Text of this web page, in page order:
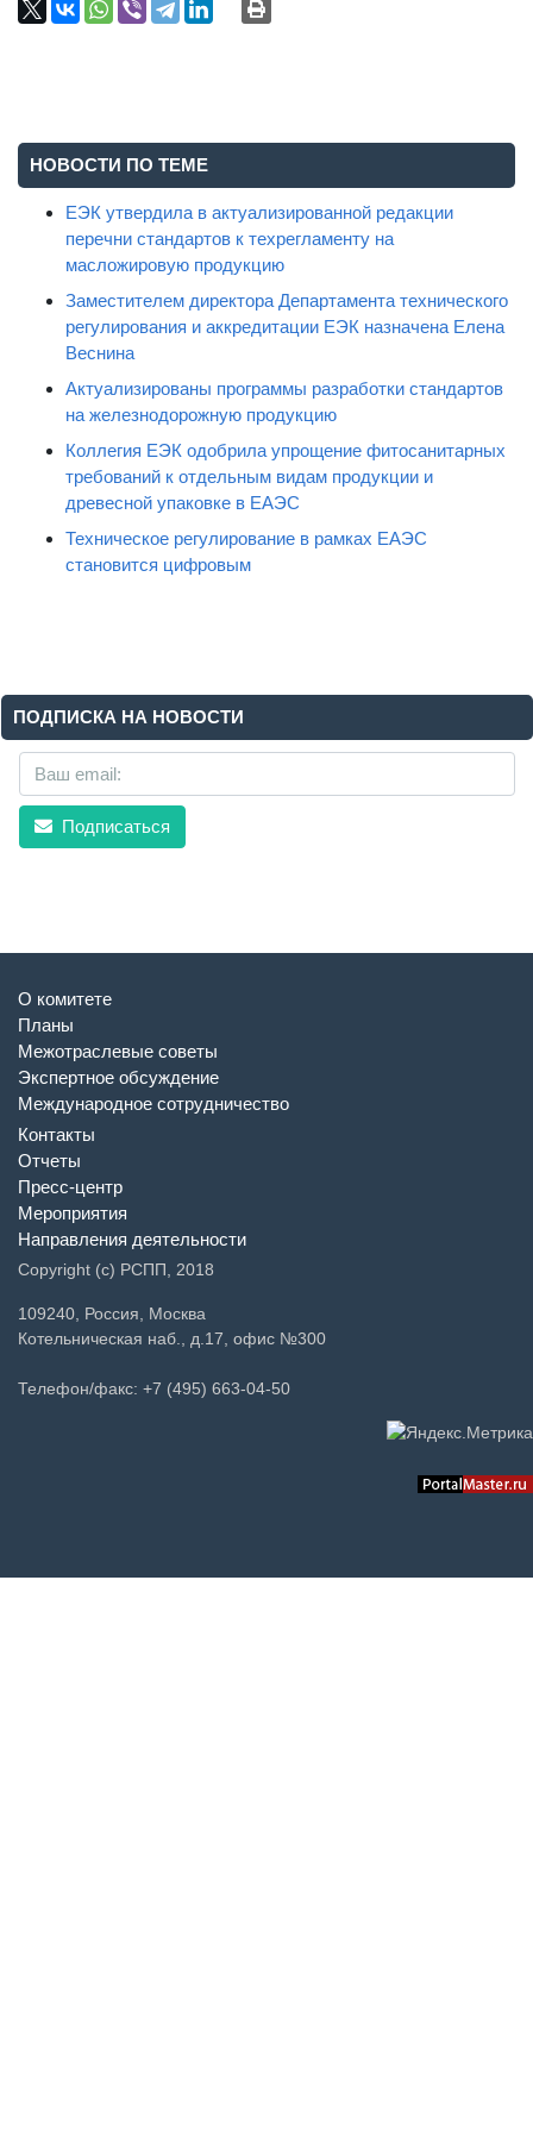
НОВОСТИ ПО ТЕМЕ
ЕЭК утвердила в актуализированной редакции
перечни стандартов к техрегламенту на
масложировую продукцию
Заместителем директора Департамента технического
регулирования и аккредитации ЕЭК назначена Елена
Веснина
Актуализированы программы разработки стандартов
на железнодорожную продукцию
Коллегия ЕЭК одобрила упрощение фитосанитарных
требований к отдельным видам продукции и
древесной упаковке в ЕАЭС
Техническое регулирование в рамках ЕАЭС
становится цифровым
ПОДПИСКА НА НОВОСТИ
Подписаться
О комитете
Планы
Межотраслевые советы
Экспертное обсуждение
Международное сотрудничество
Контакты
Отчеты
Пресс-центр
Мероприятия
Направления деятельности
Copyright (c) РСПП, 2018
109240, Россия, Москва
Котельническая наб., д.17, офис №300
Телефон/факс: +7 (495) 663-04-50